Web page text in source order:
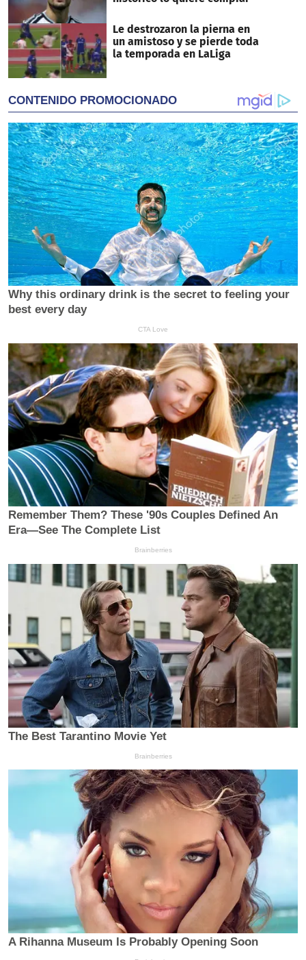
Le destrozaron la pierna en
un amistoso y se pierde toda
la temporada en LaLiga